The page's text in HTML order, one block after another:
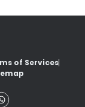
of Services